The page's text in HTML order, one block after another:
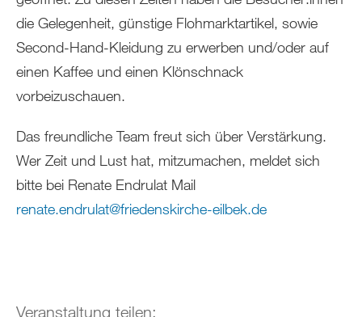
die Gelegenheit, günstige Flohmarktartikel, sowie
Second-Hand-Kleidung zu erwerben und/oder auf
einen Kaffee und einen Klönschnack
vorbeizuschauen.
Das freundliche Team freut sich über Verstärkung.
Wer Zeit und Lust hat, mitzumachen, meldet sich
bitte bei Renate Endrulat Mail
renate.endrulat@friedenskirche-eilbek.de
Veranstaltung teilen: